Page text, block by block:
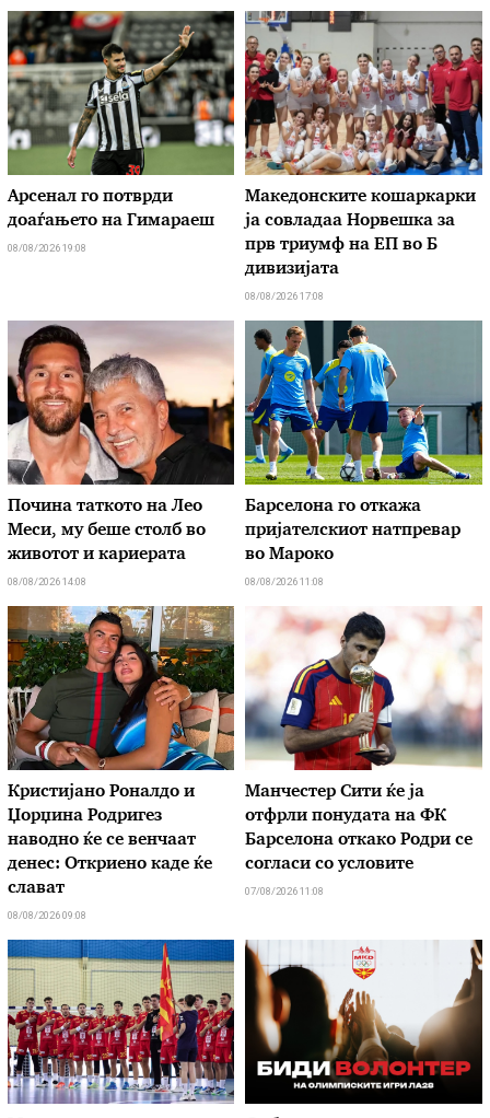
Арсенал го потврди
доаѓањето на Гимараеш
08/08/2026 19:08
Македонските кошаркарки
ја совладаа Норвешка за
прв триумф на ЕП во Б
дивизијата
08/08/2026 17:08
Почина таткото на Лео
Меси, му беше столб во
животот и кариерата
08/08/2026 14:08
Барселона го откажа
пријателскиот натпревар
во Мароко
08/08/2026 11:08
Кристијано Роналдо и
Џорџина Родригез
наводно ќе се венчаат
денес: Откриено каде ќе
слават
08/08/2026 09:08
Манчестер Сити ќе ја
отфрли понудата на ФК
Барселона откако Родри се
согласи со условите
07/08/2026 11:08